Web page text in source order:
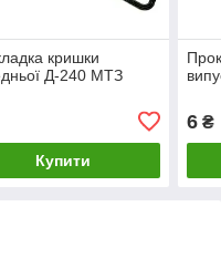
кришки
Д-240 МТЗ
Купити
6 ₴